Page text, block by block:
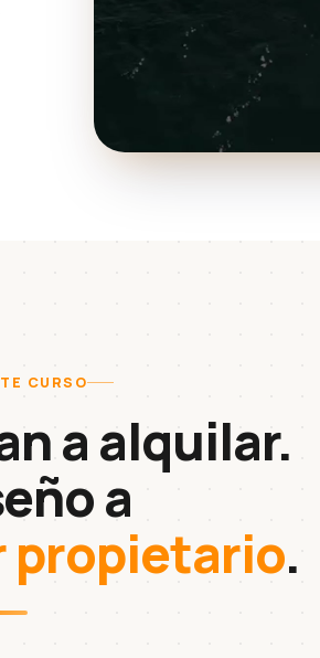
CURSO
a alquilar.
a
propietario.